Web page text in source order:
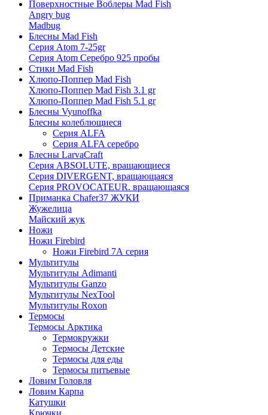
Поверхностные Воблеры Mad Fish
Angry bug
Madbug
Блесны Mad Fish
Серия Atom 7-25gr
Серия Atom Серебро 925 пробы
Стики Mad Fish
Хлюпо-Поппер Mad Fish
Хлюпо-Поппер Mad Fish 3.1 gr
Хлюпо-Поппер Mad Fish 5.1 gr
Блесны Vyunoffka
Блесны колеблющиеся
Серия ALFA
Серия ALFA серебро
Блесны LarvaCraft
Серия ABSOLUTE, вращающиеся
Серия DIVERGENT, вращающаяся
Серия PROVOCATEUR. вращающаяся
Приманка Chafer37 ЖУКИ
Жужелица
Майский жук
Ножи
Ножи Firebird
Ножи Firebird 7А серия
Мультитулы
Мультитулы Adimanti
Мультитулы Ganzo
Мультитулы NexTool
Мультитулы Roxon
Термосы
Термосы Арктика
Термокружки
Термосы Детские
Термосы для еды
Термосы питьевые
Ловим Головля
Ловим Карпа
Катушки
Крючки